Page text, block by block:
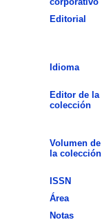
Editorial
Idioma
Editor de la
colección
Volumen de
la colección
ISSN
Área
Notas